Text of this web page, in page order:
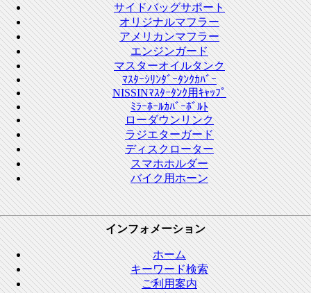
サイドバッグサポート
オリジナルマフラー
アメリカンマフラー
エンジンガード
マスターオイルタンク
ﾏｽﾀｰｼﾘﾝﾀﾞｰﾀﾝｸｶﾊﾞｰ
NISSINﾏｽﾀｰﾀﾝｸ用ｷｬｯﾌﾟ
ﾐﾗｰﾎｰﾙｶﾊﾞｰﾎﾞﾙﾄ
ローダウンリンク
ラジエターガード
ディスクローター
スマホホルダー
バイク用ホーン
インフォメーション
ホーム
キーワード検索
ご利用案内